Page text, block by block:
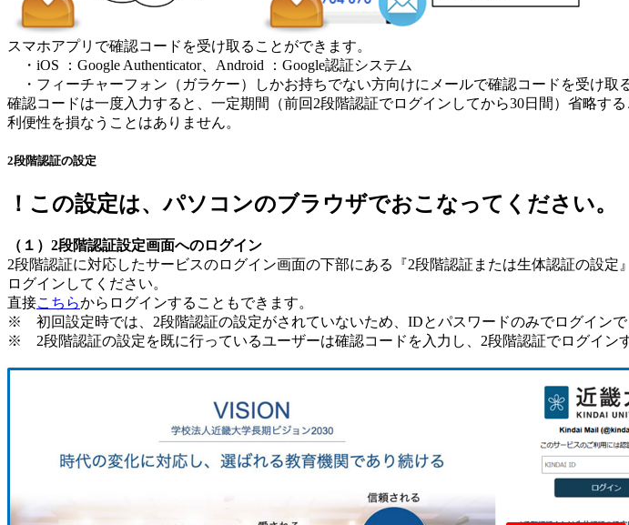
スマホアプリで確認コードを受け取ることができます。
・iOS ：Google Authenticator、Android ：Google認証システム
・フィーチャーフォン（ガラケー）しかお持ちでない方向けにメールで確認コードを受け取
確認コードは一度入力すると、一定期間（前回2段階認証でログインしてから30日間）省略する
利便性を損なうことはありません。
2段階認証の設定
！この設定は、パソコンのブラウザでおこなってください。
（１）2段階認証設定画面へのログイン
2段階認証に対応したサービスのログイン画面の下部にある『2段階認証または生体認証の設定
ログインしてください。
直接こちらからログインすることもできます。
※ 初回設定時では、2段階認証の設定がされていないため、IDとパスワードのみでログインで
※ 2段階認証の設定を既に行っているユーザーは確認コードを入力し、2段階認証でログイン